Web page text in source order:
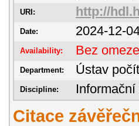
URI: http://
Date: 2024-12-
Availability: Bez
Department: Ústav
Discipline:
Citace